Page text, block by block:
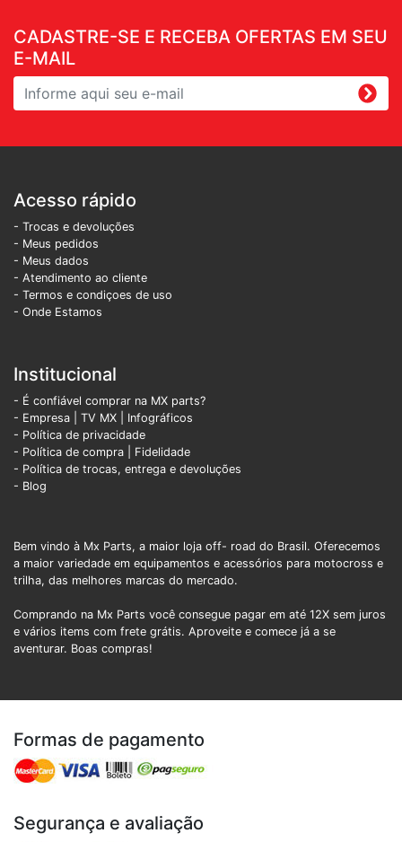
CADASTRE-SE E RECEBA OFERTAS EM SEU
E-MAIL
Acesso rápido
- Trocas e devoluções
- Meus pedidos
- Meus dados
- Atendimento ao cliente
- Termos e condiçoes de uso
- Onde Estamos
Institucional
- É confiável comprar na MX parts?
- Empresa
TV MX
Infográficos
- Política de privacidade
- Política de compra | Fidelidade
- Política de trocas, entrega e devoluções
- Blog
Bem vindo à Mx Parts, a maior loja off- road do Brasil. Oferecemos
a maior variedade em equipamentos e acessórios para motocross e
trilha, das melhores marcas do mercado.
Comprando na Mx Parts você consegue pagar em até 12X sem juros
e vários items com frete grátis. Aproveite e comece já a se
aventurar. Boas compras!
Formas de pagamento
Segurança e avaliação